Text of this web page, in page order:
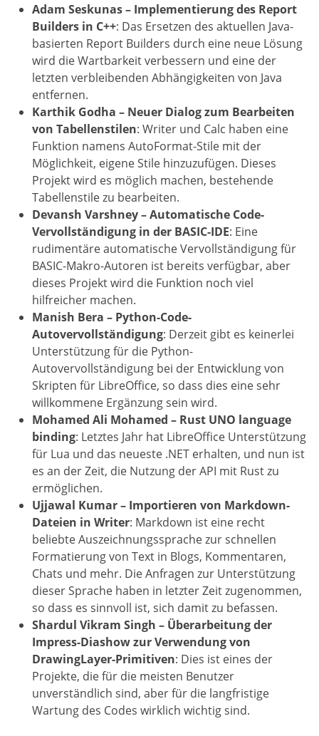
Adam Seskunas – Implementierung des Report
Builders in C++: Das Ersetzen des aktuellen Java-
basierten Report Builders durch eine neue Lösung
wird die Wartbarkeit verbessern und eine der
letzten verbleibenden Abhängigkeiten von Java
entfernen.
Karthik Godha – Neuer Dialog zum Bearbeiten
von Tabellenstilen: Writer und Calc haben eine
Funktion namens AutoFormat-Stile mit der
Möglichkeit, eigene Stile hinzuzufügen. Dieses
Projekt wird es möglich machen, bestehende
Tabellenstile zu bearbeiten.
Devansh Varshney – Automatische Code-
Vervollständigung in der BASIC-IDE: Eine
rudimentäre automatische Vervollständigung für
BASIC-Makro-Autoren ist bereits verfügbar, aber
dieses Projekt wird die Funktion noch viel
hilfreicher machen.
Manish Bera – Python-Code-
Autovervollständigung: Derzeit gibt es keinerlei
Unterstützung für die Python-
Autovervollständigung bei der Entwicklung von
Skripten für LibreOffice, so dass dies eine sehr
willkommene Ergänzung sein wird.
Mohamed Ali Mohamed – Rust UNO language
binding: Letztes Jahr hat LibreOffice Unterstützung
für Lua und das neueste .NET erhalten, und nun ist
es an der Zeit, die Nutzung der API mit Rust zu
ermöglichen.
Ujjawal Kumar – Importieren von Markdown-
Dateien in Writer: Markdown ist eine recht
beliebte Auszeichnungssprache zur schnellen
Formatierung von Text in Blogs, Kommentaren,
Chats und mehr. Die Anfragen zur Unterstützung
dieser Sprache haben in letzter Zeit zugenommen,
so dass es sinnvoll ist, sich damit zu befassen.
Shardul Vikram Singh – Überarbeitung der
Impress-Diashow zur Verwendung von
DrawingLayer-Primitiven: Dies ist eines der
Projekte, die für die meisten Benutzer
unverständlich sind, aber für die langfristige
Wartung des Codes wirklich wichtig sind.